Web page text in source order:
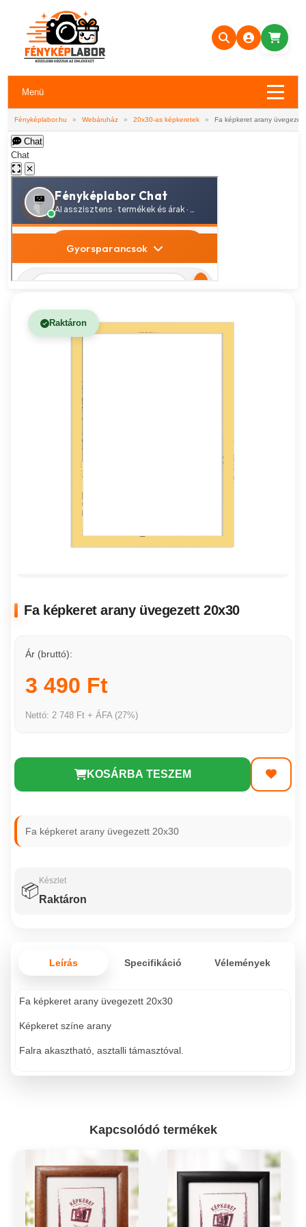
Menü
Fényképlabor.hu » Webáruház » 20x30-as képkeretek » Fa képkeret arany
Chat
Chat
✕
Raktáron
Fa képkeret arany üvegezett 20x30
Ár (bruttó):
3 490 Ft
Nettó: 2 748 Ft + ÁFA (27%)
KOSÁRBA TESZEM
Fa képkeret arany üvegezett 20x30
📦
Készlet
Raktáron
Leírás Specifikáció Vélemények
Fa képkeret arany üvegezett 20x30
Képkeret színe arany
Falra akasztható, asztalli támasztóval.
Kapcsolódó termékek